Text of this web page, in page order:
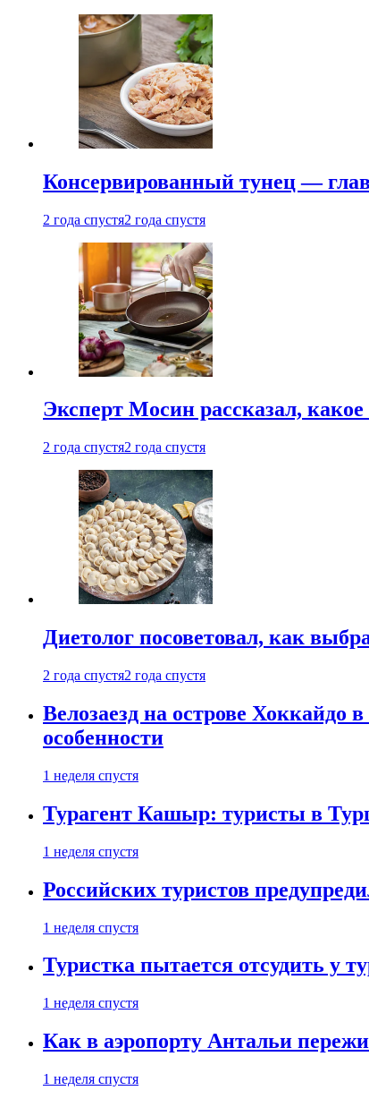
Консервированный тунец —
2 года спустя2 года спустя
Эксперт Мосин рассказал,
2 года спустя2 года спустя
Диетолог посоветовал, как
2 года спустя2 года спустя
Велозаезд на острове Хоккайдо
особенности
1 неделя спустя
Турагент Кашыр: туристы в
1 неделя спустя
Российских туристов
1 неделя спустя
Туристка пытается отсудить у
1 неделя спустя
Как в аэропорту Антальи
1 неделя спустя